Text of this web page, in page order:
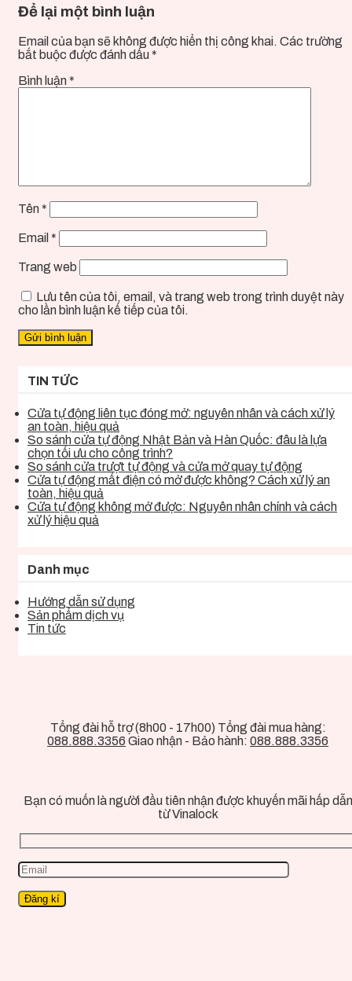
Để lại một bình luận
Email của bạn sẽ không được hiển thị công khai. Các trường
bắt buộc được đánh dấu *
Bình luận *
Tên *
Email *
Trang web
Lưu tên của tôi, email, và trang web trong trình duyệt này
cho lần bình luận kế tiếp của tôi.
TIN TỨC
Cửa tự động liên tục đóng mở: nguyên nhân và cách xử lý
an toàn, hiệu quả
So sánh cửa tự động Nhật Bản và Hàn Quốc: đâu là lựa
chọn tối ưu cho công trình?
So sánh cửa trượt tự động và cửa mở quay tự động
Cửa tự động mất điện có mở được không? Cách xử lý an
toàn, hiệu quả
Cửa tự động không mở được: Nguyên nhân chính và cách
xử lý hiệu quả
Danh mục
Hướng dẫn sử dụng
Sản phẩm dịch vụ
Tin tức
Tổng đài hỗ trợ (8h00 - 17h00) Tổng đài mua hàng:
088.888.3356 Giao nhận - Bảo hành: 088.888.3356
Bạn có muốn là người đầu tiên nhận được khuyến mãi hấp dẫn
từ Vinalock